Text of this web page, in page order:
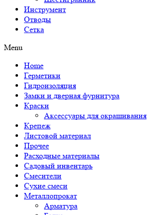
Инструмент
Отводы
Сетка
Menu
Home
Герметики
Гидроизоляция
Замки и дверная фурнитура
Краски
Аксессуары для окрашивания
Крепеж
Листовой материал
Прочее
Расходные материалы
Садовый инвентарь
Смесители
Сухие смеси
Металлопрокат
Арматура